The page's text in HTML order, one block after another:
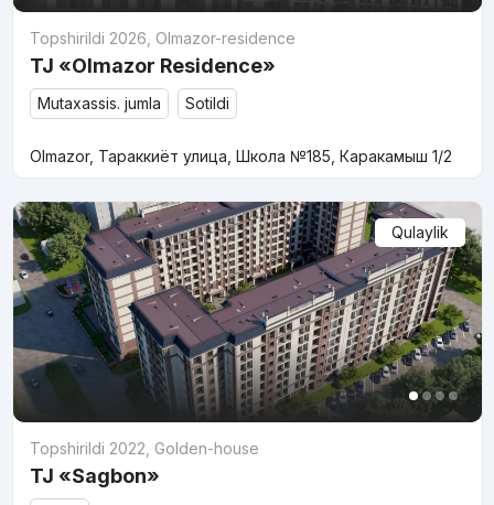
Topshirildi 2026 Olmazor-residence
TJ «Olmazor Residence»
Mutaxassis. jumla Sotildi
Olmazor, Тараккиёт улица, Школа №185, Каракамыш 1/2
Qulaylik
Topshirildi 2022 Golden-house
TJ «Sagbon»